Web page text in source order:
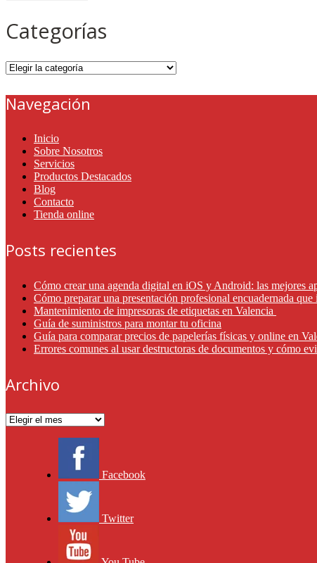
Categorías
Categorías
Navegación
Inicio
Sobre Nosotros
Servicios
Productos Destacados
Blog
Contacto
Tienda online
Posts recientes
Cómo crear una agenda digital en iOS y Android: las mejores
Cómo preparar una presentación profesional encuadernada
Mantenimiento de impresoras de etiquetas en Valencia
Guía de suministros para montar tu oficina
Guía para comparar precios de papelerías físicas y online en
Errores comunes al usar destructoras de documentos y cómo
Archivo
Archivo
Facebook
Twitter